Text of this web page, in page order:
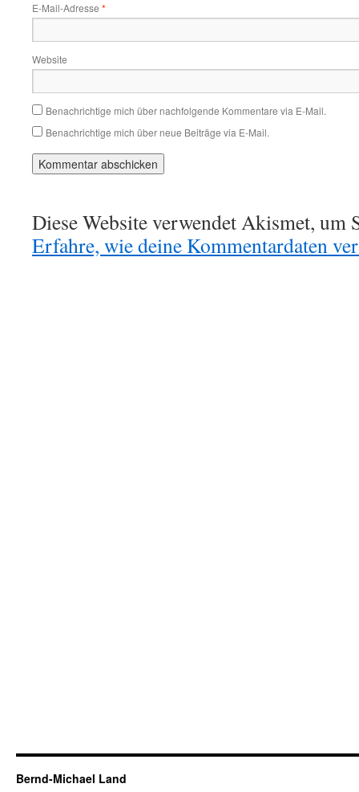
E-Mail-Adresse *
Website
Benachrichtige mich über nachfolgende Kommentare via E-Mail.
Benachrichtige mich über neue Beiträge via E-Mail.
Diese Website verwendet Akismet, um
Erfahre, wie deine Kommentardaten
Bernd-Michael Land